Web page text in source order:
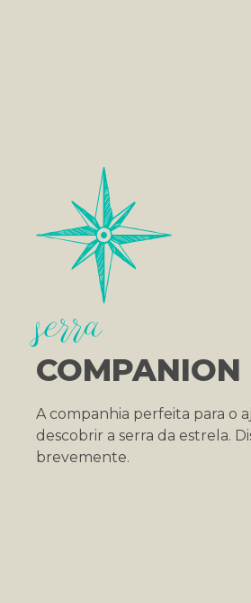
serra
COMPANION
A companhia perfeita para o
descobrir a serra da estrela.
brevemente.